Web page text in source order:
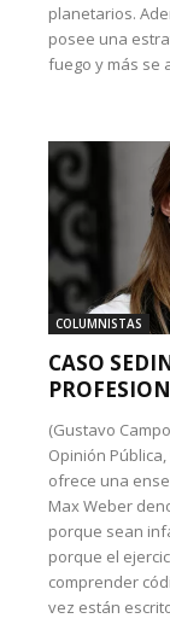
planetarios.
posee una
fuego y más se
COLUMNISTAS
CASO
(Gustavo
Opinión
ofrece una
Max Weber
porque sean
porque el
comprender
vez están